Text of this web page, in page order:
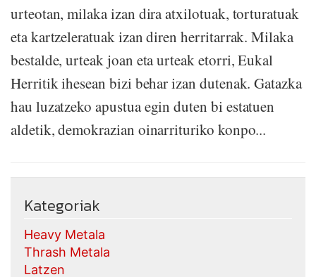
urteotan, milaka izan dira atxilotuak, torturatuak
eta kartzeleratuak izan diren herritarrak. Milaka
bestalde, urteak joan eta urteak etorri, Eukal
Herritik ihesean bizi behar izan dutenak. Gatazka
hau luzatzeko apustua egin duten bi estatuen
aldetik, demokrazian oinarrituriko konpo...
Kategoriak
Heavy Metala
Thrash Metala
Latzen